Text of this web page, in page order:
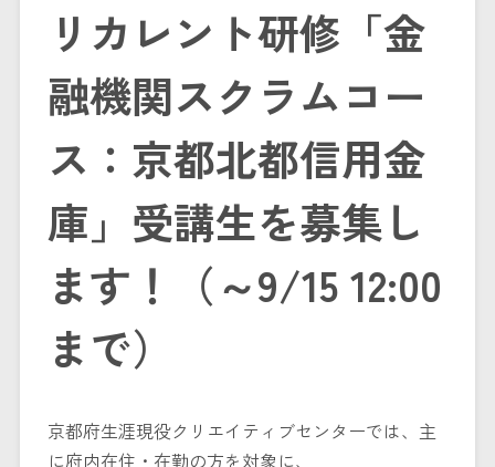
リカレント研修「金
融機関スクラムコー
ス：京都北都信用金
庫」受講生を募集し
ます！（～9/15 12:00
まで）
京都府生涯現役クリエイティブセンターでは、主
に府内在住・在勤の方を対象に、